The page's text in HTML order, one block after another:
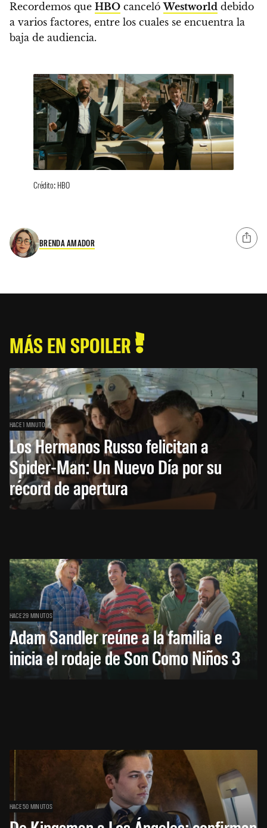
Recordemos que HBO cancelóWestworld debido
a varios factores, entre los cuales se encuentra la
baja de audiencia.
Crédito: HBO
BRENDA AMADOR
MÁS EN SPOILER
HACE 1 MINUTO
Los Hermanos Russo felicitan a
Spider-Man: Un Nuevo Día por su
récord de apertura
HACE 29 MINUTOS
Adam Sandler reúne a la familia e
inicia el rodaje de Son Como Niños 3
HACE 50 MINUTOS